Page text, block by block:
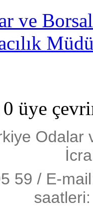
ve
üye
Odalar
59 / E-